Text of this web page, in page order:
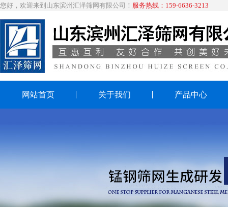
您好，欢迎来到山东滨州汇泽筛网有限公司！ 服务热线：159-6636-3213
网站首页 关于我们 产品中心